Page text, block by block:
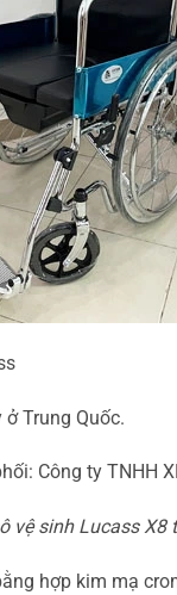
Trung Quốc.
Công ty TNHH
vệ sinh Lucass X8
hợp kim mạ